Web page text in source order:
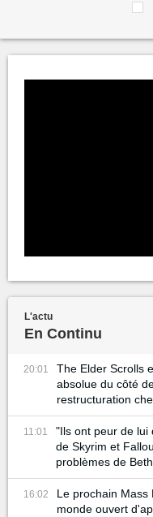
L'actu
En Continu
20:01
The Elder Scrolls
absolue du côté
restructuration
11:01
"Ils ont peur de lui
de Skyrim et
problèmes de
16:02
Le prochain Mass
monde ouvert